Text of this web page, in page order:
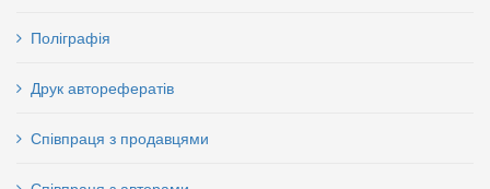
Поліграфія
Друк авторефератів
Співпраця з продавцями